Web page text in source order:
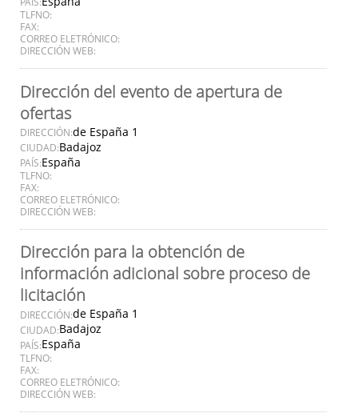
TLFNO:
FAX:
CORREO ELETRÓNICO:
DIRECCIÓN WEB:
Dirección del evento de apertura de
ofertas
DIRECCIÓN:de España 1
CIUDAD:Badajoz
PAÍS:España
TLFNO:
FAX:
CORREO ELETRÓNICO:
DIRECCIÓN WEB:
Dirección para la obtención de
información adicional sobre proceso de
licitación
DIRECCIÓN:de España 1
CIUDAD:Badajoz
PAÍS:España
TLFNO:
FAX:
CORREO ELETRÓNICO:
DIRECCIÓN WEB: